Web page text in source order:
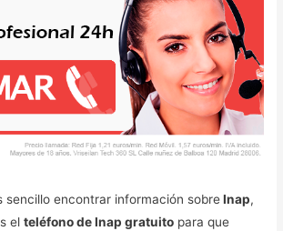
sencillo encontrar información sobreInap,
elteléfono de Inap gratuito para que